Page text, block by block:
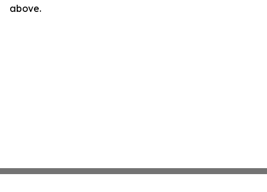
above.